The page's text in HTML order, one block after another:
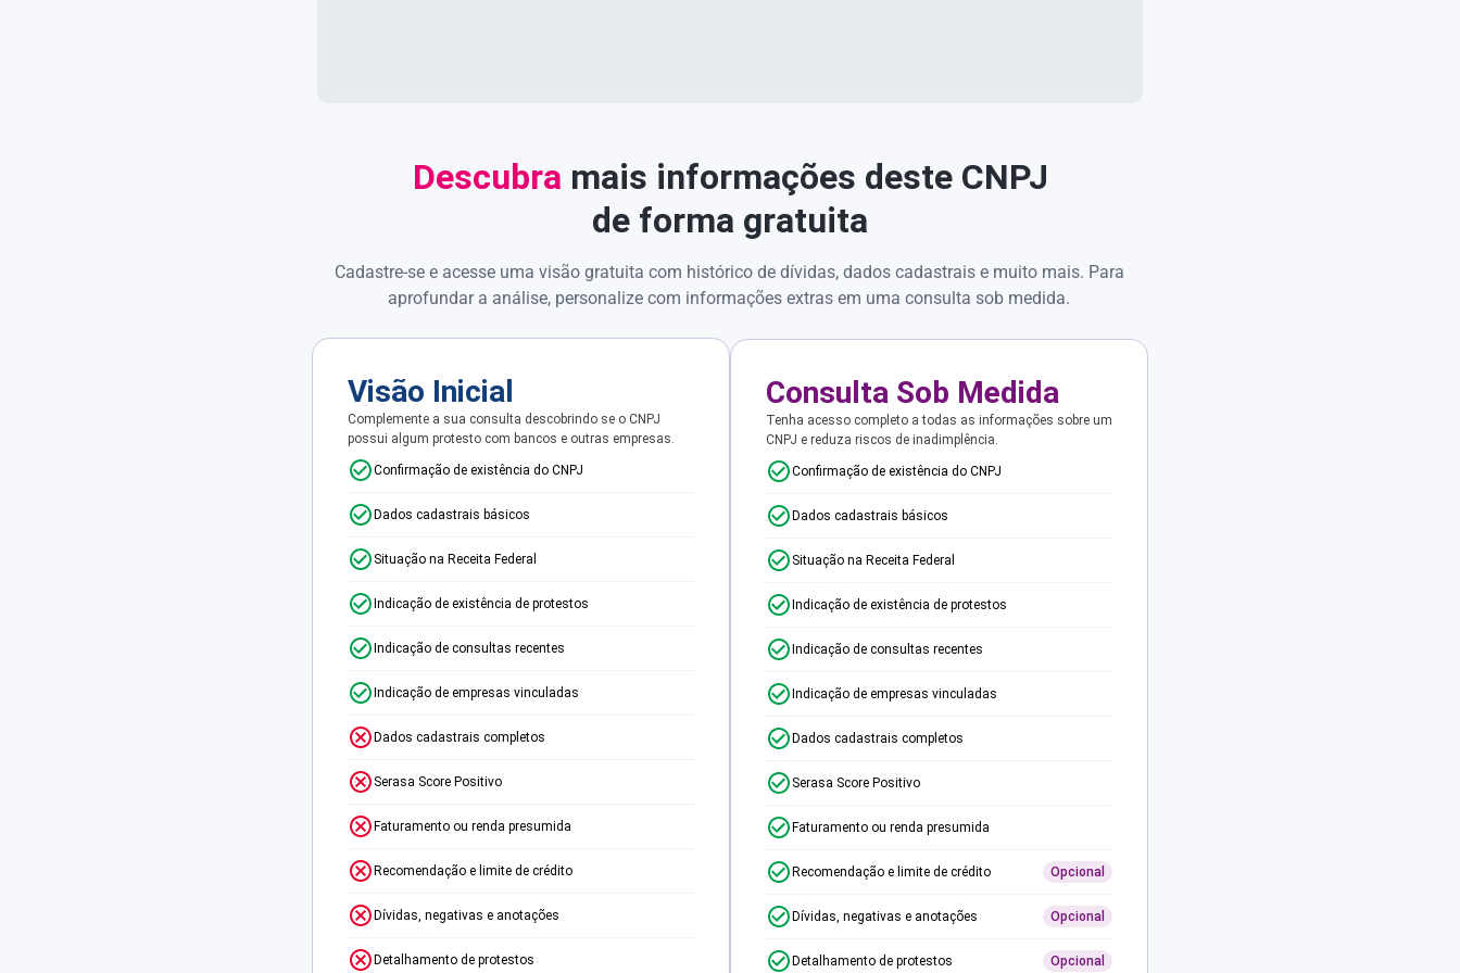
Descubra mais informações deste CNPJ
de forma gratuita
Cadastre-se e acesse uma visão gratuita com histórico de dívidas, dados cadastrais e muito mais. Para
aprofundar a análise, personalize com informações extras em uma consulta sob medida.
Visão Inicial
Complemente a sua consulta descobrindo se o CNPJ
possui algum protesto com bancos e outras empresas.
Confirmação de existência do CNPJ
Dados cadastrais básicos
Situação na Receita Federal
Indicação de existência de protestos
Indicação de consultas recentes
Indicação de empresas vinculadas
Dados cadastrais completos
Serasa Score Positivo
Faturamento ou renda presumida
Recomendação e limite de crédito
Dívidas, negativas e anotações
Detalhamento de protestos
Consulta Sob Medida
Tenha acesso completo a todas as informações sobre um
CNPJ e reduza riscos de inadimplência.
Confirmação de existência do CNPJ
Dados cadastrais básicos
Situação na Receita Federal
Indicação de existência de protestos
Indicação de consultas recentes
Indicação de empresas vinculadas
Dados cadastrais completos
Serasa Score Positivo
Faturamento ou renda presumida
Recomendação e limite de crédito Opcional
Dívidas, negativas e anotações Opcional
Detalhamento de protestos Opcional